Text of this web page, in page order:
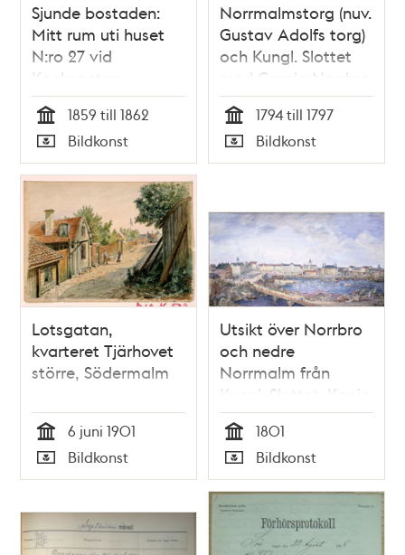
Sjunde bostaden:
Mitt rum uti huset
N:ro 27 vid
Kocksgatan -
Qvarteret
Beckbrännaren
mindre, en trappa
upp. Sorgdräkten
betyder Tant Sophie
Brandeks död.
Tid
1859 till 1862
Typ
Bildkonst
Norrmalmstorg (nuv.
Gustav Adolfs torg)
och Kungl. Slottet
med Gamla Norrbro
(riven 1797)
Tid
1794 till 1797
Typ
Bildkonst
Lotsgatan,
kvarteret Tjärhovet
större, Södermalm
Tid
6 juni 1901
Typ
Bildkonst
Utsikt över Norrbro
och nedre
Norrmalm från
Kungl. Slottet. Kopia
utförd av Einar
Uggla 1939
Tid
1801
Typ
Bildkonst